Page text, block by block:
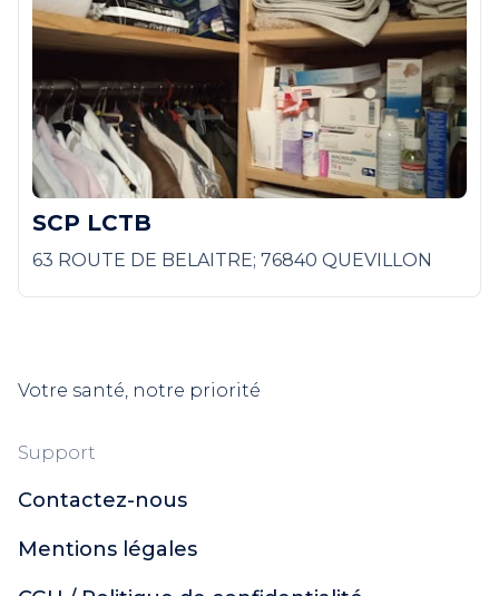
SCP LCTB
63 ROUTE DE BELAITRE; 76840 QUEVILLON
Votre santé, notre priorité
Support
Contactez-nous
Mentions légales